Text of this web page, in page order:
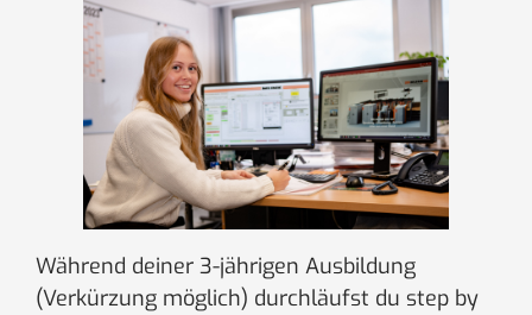
Während deiner 3-jährigen Ausbildung
(Verkürzung möglich) durchläufst du step by